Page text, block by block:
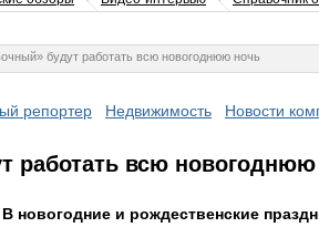
будут работать всю новогоднюю ночь
репортер Недвижимость Новости
работать всю новогоднюю
В новогодние и рождественские